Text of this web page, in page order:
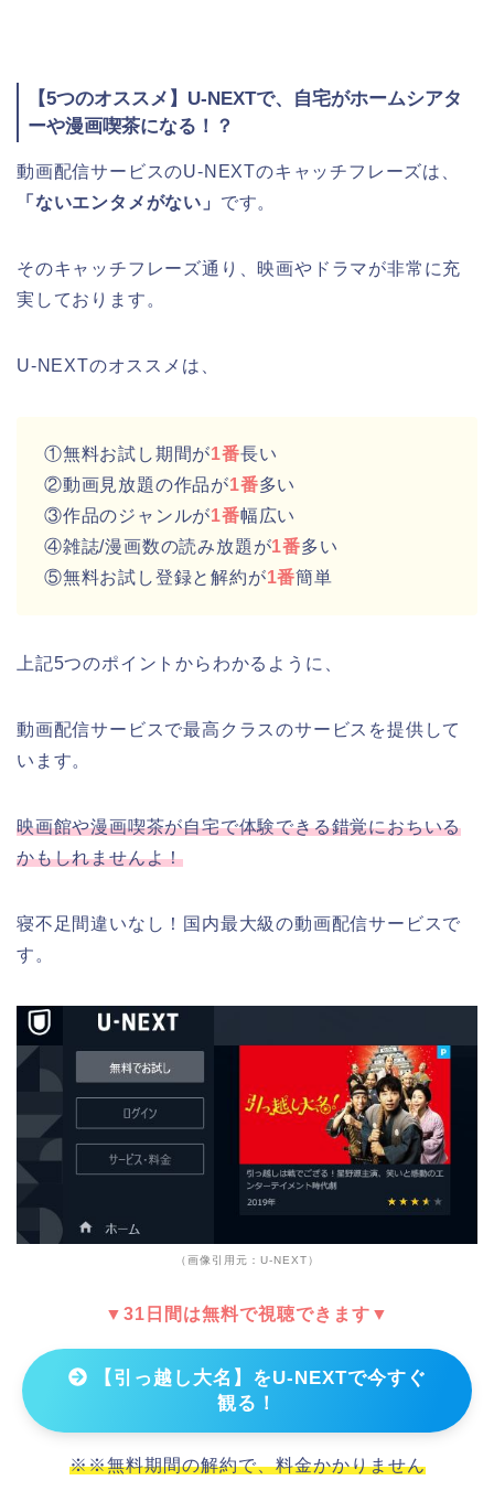
【5つのオススメ】U-NEXTで、自宅がホームシアタ
ーや漫画喫茶になる！？
動画配信サービスのU-NEXTのキャッチフレーズは、
「ないエンタメがない」 です。
そのキャッチフレーズ通り、映画やドラマが非常に充
実しております。
U-NEXTのオススメは、
①無料お試し期間が1番長い
②動画見放題の作品が1番多い
③作品のジャンルが1番幅広い
④雑誌/漫画数の読み放題が1番多い
⑤無料お試し登録と解約が1番簡単
上記5つのポイントからわかるように、
動画配信サービスで最高クラスのサービスを提供して
います。
映画館や漫画喫茶が自宅で体験できる錯覚におちいる
かもしれませんよ！
寝不足間違いなし！国内最大級の動画配信サービスで
す。
（画像引用元：U-NEXT）
▼31日間は無料で視聴できます▼
【引っ越し大名】をU-NEXTで今すぐ
観る！
※※無料期間の解約で、料金かかりません